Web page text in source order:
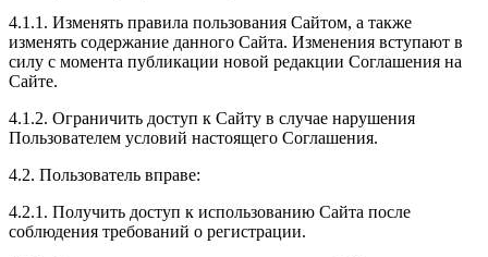
4.1.1. Изменять правила пользования Сайтом, а также
изменять содержание данного Сайта. Изменения вступают в
силу с момента публикации новой редакции Соглашения на
Сайте.
4.1.2. Ограничить доступ к Сайту в случае нарушения
Пользователем условий настоящего Соглашения.
4.2. Пользователь вправе:
4.2.1. Получить доступ к использованию Сайта после
соблюдения требований о регистрации.